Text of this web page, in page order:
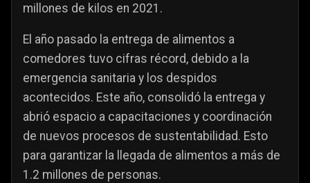
millones de kilos en 2021.
El año pasado la entrega de alimentos a
comedores tuvo cifras récord, debido a la
emergencia sanitaria y los despidos
acontecidos. Este año, consolidó la entrega y
abrió espacio a capacitaciones y coordinación
de nuevos procesos de sustentabilidad. Esto
para garantizar la llegada de alimentos a más de
1.2 millones de personas.